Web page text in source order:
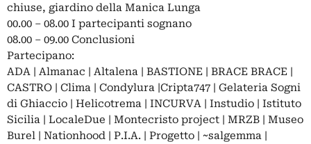
chiuse, giardino della Manica Lunga
00.00 – 08.00 I partecipanti sognano
08.00 – 09.00 Conclusioni
Partecipano:
ADA | Almanac | Altalena | BASTIONE | BRACE BRACE |
CASTRO | Clima | Condylura |Cripta747 | Gelateria Sogni
di Ghiaccio | Helicotrema | INCURVA | Instudio | Istituto
Sicilia | LocaleDue | Montecristo project | MRZB | Museo
Burel | Nationhood | P.I.A. | Progetto | ~salgemma |